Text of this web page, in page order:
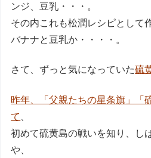
ンジ、豆乳・・・。
その内これも松潤レシピとして
バナナと豆乳か・・・・。
さて、ずっと気になっていた硫
昨年、「父親たちの星条旗」「
て
初めて硫黄島の戦いを知り、し
や、